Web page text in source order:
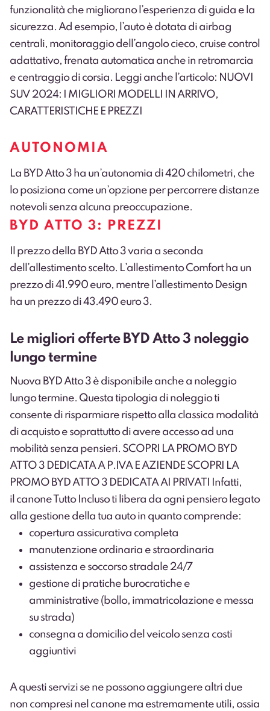
funzionalità che migliorano l’esperienza di guida e la
sicurezza. Ad esempio, l’auto è dotata di airbag
centrali, monitoraggio dell’angolo cieco, cruise control
adattativo, frenata automatica anche in retromarcia
e centraggio di corsia. Leggi anche l’articolo: NUOVI
SUV 2024: I MIGLIORI MODELLI IN ARRIVO,
CARATTERISTICHE E PREZZI
AUTONOMIA
La BYD Atto 3 ha un’autonomia di 420 chilometri, che
lo posiziona come un’opzione per percorrere distanze
notevoli senza alcuna preoccupazione.
BYD ATTO 3: PREZZI
Il prezzo della BYD Atto 3 varia a seconda
dell’allestimento scelto. L’allestimento Comfort ha un
prezzo di 41.990 euro, mentre l’allestimento Design
ha un prezzo di 43.490 euro3.
Le migliori offerte BYD Atto 3 noleggio
lungo termine
Nuova BYD Atto 3 è disponibile anche a noleggio
lungo termine. Questa tipologia di noleggio ti
consente di risparmiare rispetto alla classica modalità
di acquisto e soprattutto di avere accesso ad una
mobilità senza pensieri. SCOPRI LA PROMO BYD
ATTO 3 DEDICATA A P.IVA E AZIENDE SCOPRI LA
PROMO BYD ATTO 3 DEDICATA AI PRIVATI
Infatti,
il canone Tutto Incluso ti libera da ogni pensiero legato
alla gestione della tua auto in quanto comprende:
copertura assicurativa completa
manutenzione ordinaria e straordinaria
assistenza e soccorso stradale 24/7
gestione di pratiche burocratiche e
amministrative (bollo, immatricolazione e messa
su strada)
consegna a domicilio del veicolo senza costi
aggiuntivi
A questi servizi se ne possono aggiungere altri due
non compresi nel canone ma estremamente utili, ossia